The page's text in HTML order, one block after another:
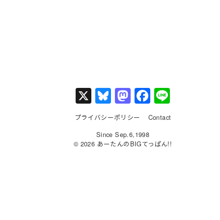
X Bl
u
e
s
M
a
st
o
F
a
c
e
プライバシーポリシー
Contact
Since Sep.6,1998
© 2026 あーたんのBIGてっぱん!!